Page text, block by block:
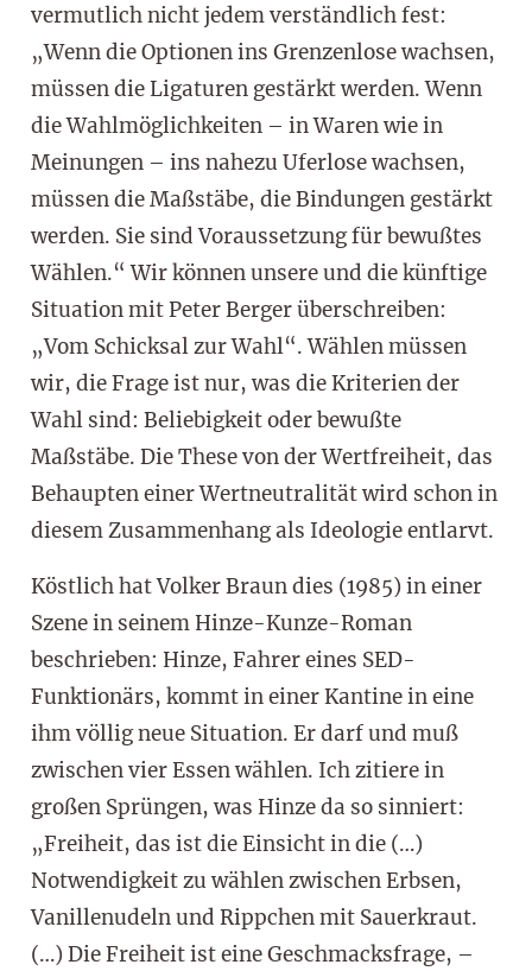
vermutlich nicht jedem verständlich fest:
„Wenn die Optionen ins Grenzenlose wachsen,
müssen die Ligaturen gestärkt werden. Wenn
die Wahlmöglichkeiten – in Waren wie in
Meinungen – ins nahezu Uferlose wachsen,
müssen die Maßstäbe, die Bindungen gestärkt
werden. Sie sind Voraussetzung für bewußtes
Wählen.“ Wir können unsere und die künftige
Situation mit Peter Berger überschreiben:
„Vom Schicksal zur Wahl“. Wählen müssen
wir, die Frage ist nur, was die Kriterien der
Wahl sind: Beliebigkeit oder bewußte
Maßstäbe. Die These von der Wertfreiheit, das
Behaupten einer Wertneutralität wird schon in
diesem Zusammenhang als Ideologie entlarvt.
Köstlich hat Volker Braun dies (1985) in einer
Szene in seinem Hinze-Kunze-Roman
beschrieben: Hinze, Fahrer eines SED-
Funktionärs, kommt in einer Kantine in eine
ihm völlig neue Situation. Er darf und muß
zwischen vier Essen wählen. Ich zitiere in
großen Sprüngen, was Hinze da so sinniert:
„Freiheit, das ist die Einsicht in die (…)
Notwendigkeit zu wählen zwischen Erbsen,
Vanillenudeln und Rippchen mit Sauerkraut.
(…) Die Freiheit ist eine Geschmacksfrage, –